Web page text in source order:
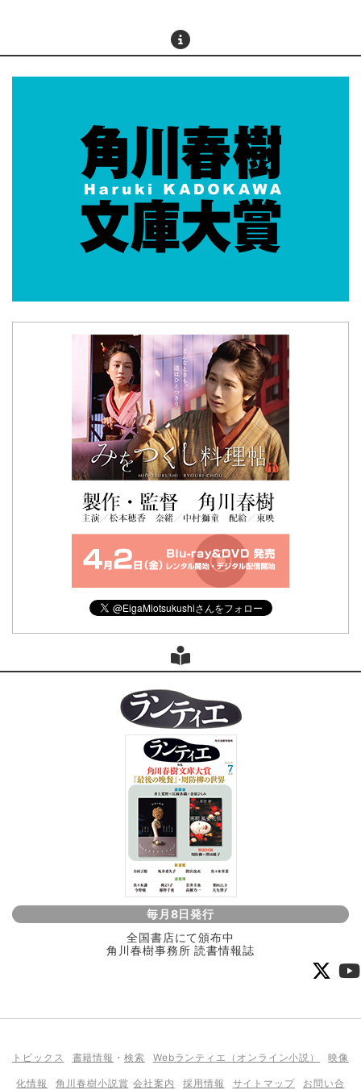
毎月8日発行
全国書店にて頒布中
角川春樹事務所 読書情報誌
トピックス 書籍情報 ・検索 Webランティエ（オンライン小説） 映像
化情報 角川春樹小説賞 会社案内 採用情報 サイトマップ お問い合